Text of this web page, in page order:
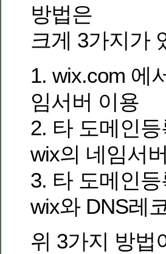
방법은
크게 3가지가
1. wix.com 에
임서버 이용
2. 타 도메인
wix의 네임서
3. 타 도메인
wix와 DNS레
위 3가지 방법